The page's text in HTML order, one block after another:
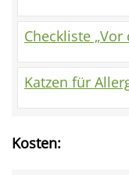
Checkliste „Vor
Katzen für
Kosten: